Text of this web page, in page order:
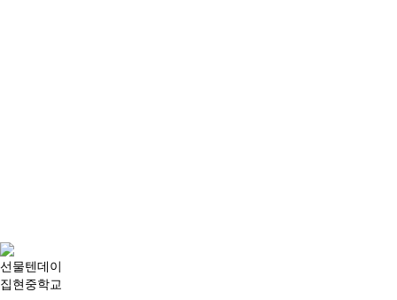
선물텐데이
집현중학교